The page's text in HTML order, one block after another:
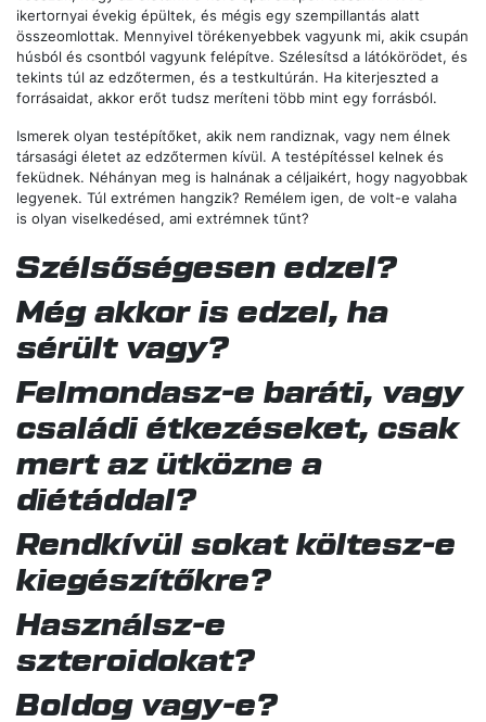
ikertornyai évekig épültek, és mégis egy szempillantás alatt
összeomlottak. Mennyivel törékenyebbek vagyunk mi, akik csupán
húsból és csontból vagyunk felépítve. Szélesítsd a látókörödet, és
tekints túl az edzőtermen, és a testkultúrán. Ha kiterjeszted a
forrásaidat, akkor erőt tudsz meríteni több mint egy forrásból.
Ismerek olyan testépítőket, akik nem randiznak, vagy nem élnek
társasági életet az edzőtermen kívül. A testépítéssel kelnek és
feküdnek. Néhányan meg is halnának a céljaikért, hogy nagyobbak
legyenek. Túl extrémen hangzik? Remélem igen, de volt-e valaha
is olyan viselkedésed, ami extrémnek tűnt?
Szélsőségesen edzel?
Még akkor is edzel, ha
sérült vagy?
Felmondasz-e baráti, vagy
családi étkezéseket, csak
mert az ütközne a
diétáddal?
Rendkívül sokat költesz-e
kiegészítőkre?
Használsz-e
szteroidokat?
Boldog vagy-e?